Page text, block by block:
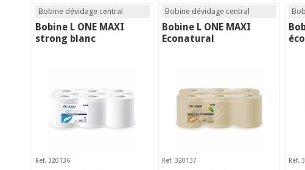
Bobine dévidage central
Bobine L ONE MAXI
strong blanc
Ref. 320136
Bobine dévidage central
Bobine L ONE MAXI
Econatural
Ref. 320137 Ref.